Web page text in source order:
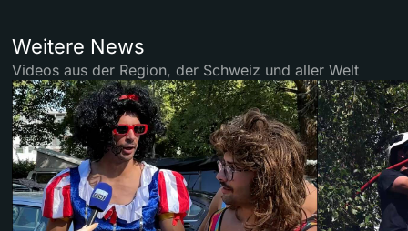
Weitere News
Videos aus der Region, der Schweiz und aller Welt